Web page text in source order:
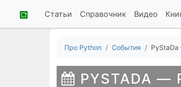
Статьи Справочник Видео
Про Python События
PYSTADA —